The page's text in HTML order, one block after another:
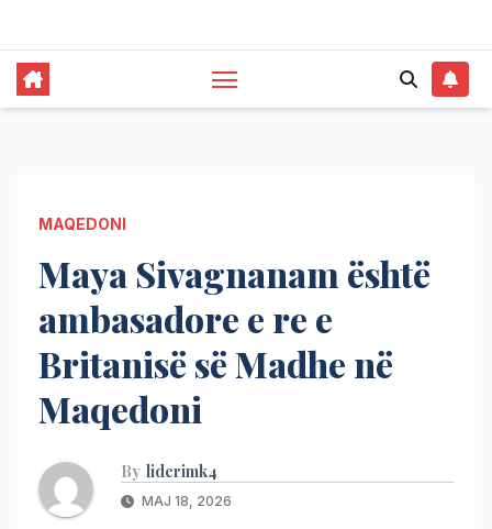
MAQEDONI
Maya Sivagnanam është
ambasadore e re e
Britanisë së Madhe në
Maqedoni
By liderimk4
MAJ 18, 2026